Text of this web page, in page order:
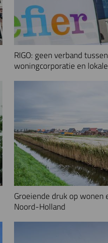
RIGO: geen verband
woningcorporatie en
Groeiende druk op
Noord-Holland